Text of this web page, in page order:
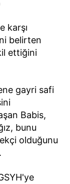
karşı
belirten
ettiğini
gayri safi
Babis,
bunu
olduğunu